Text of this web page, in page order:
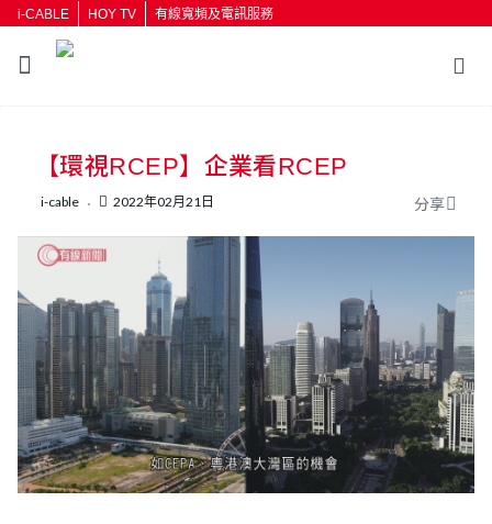
i-CABLE HOY TV 有線寬頻及電訊服務
按輸入鍵開始搜尋
【環視RCEP】企業看RCEP
i-cable 2022年02月21日 分享